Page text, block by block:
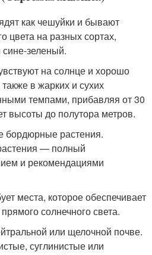
как чешуйки и бывают
цвета на разных сортах,
зеленый.
на солнце и хорошо
в жарких и сухих
темпами, прибавляя от 30
высоты до полутора метров.
места, которое обеспечивает
солнечного света.
или щелочной почве.
суглинистые или